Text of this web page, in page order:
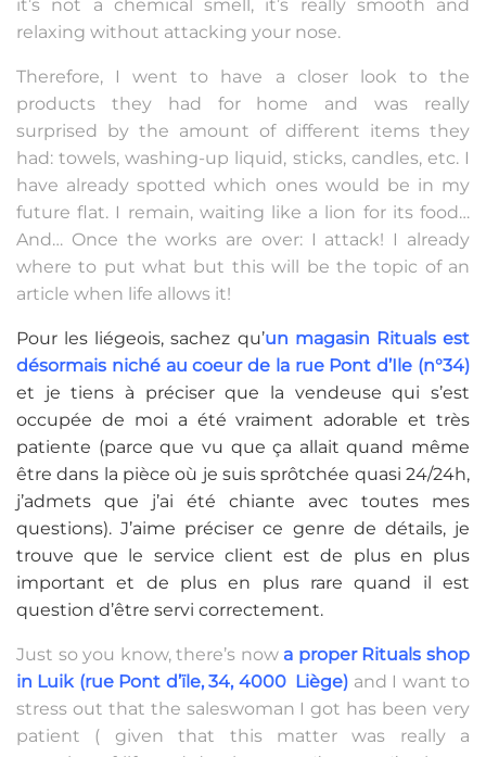
it’s not a chemical smell, it’s really smooth and
relaxing without attacking your nose.
Therefore, I went to have a closer look to the
products they had for home and was really
surprised by the amount of different items they
had: towels, washing-up liquid, sticks, candles, etc. I
have already spotted which ones would be in my
future flat. I remain, waiting like a lion for its food…
And… Once the works are over: I attack! I already
where to put what but this will be the topic of an
article when life allows it!
Pour les liégeois, sachez qu’un magasin Rituals est
désormais niché au coeur de la rue Pont d’Ile (n°34)
et je tiens à préciser que la vendeuse qui s’est
occupée de moi a été vraiment adorable et très
patiente (parce que vu que ça allait quand même
être dans la pièce où je suis sprôtchée quasi 24/24h,
j’admets que j’ai été chiante avec toutes mes
questions). J’aime préciser ce genre de détails, je
trouve que le service client est de plus en plus
important et de plus en plus rare quand il est
question d’être servi correctement.
Just so you know, there’s nowa proper Rituals shop
in Luik (rue Pont d’ïle, 34, 4000 Liège) and I want to
stress out that the saleswoman I got has been very
patient ( given that this matter was really a